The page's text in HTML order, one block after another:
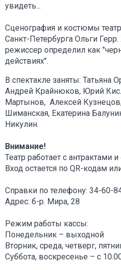
увидеть...
Сценография и костюмы
Санкт-Петербурга Ольги
режиссер определил как
действиях".
В спектакле заняты: Татьяна
Андрей Крайнюков, Юрий
Мартынов, Алексей
Шиманская, Екатерина
Никулин.
Внимание!
Театр работает с антрактами
Вход остается по QR-кодам
Справки по телефону: 34-60-
Адрес: б-р. Мира, 28
Режим работы кассы:
Понедельник – выходной
Вторник, среда, четверг,
Суббота, воскресенье – с